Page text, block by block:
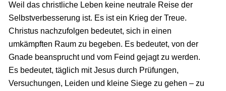
Weil das christliche Leben keine neutrale Reise der
Selbstverbesserung ist. Es ist ein Krieg der Treue.
Christus nachzufolgen bedeutet, sich in einen
umkämpften Raum zu begeben. Es bedeutet, von der
Gnade beansprucht und vom Feind gejagt zu werden.
Es bedeutet, täglich mit Jesus durch Prüfungen,
Versuchungen, Leiden und kleine Siege zu gehen – zu